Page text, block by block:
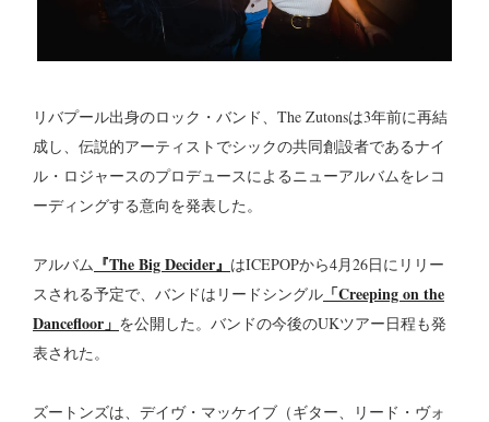
リバプール出身のロック・バンド、The Zutonsは3年前に再結
成し、伝説的アーティストでシックの共同創設者であるナイ
ル・ロジャースのプロデュースによるニューアルバムをレコ
ーディングする意向を発表した。
アルバム 『The Big Decider』 はICEPOPから4月26日にリリー
スされる予定で、バンドはリードシングル 「Creeping on the
Dancefloor」 を公開した。バンドの今後のUKツアー日程も発
表された。
ズートンズは、デイヴ・マッケイブ（ギター、リード・ヴォ